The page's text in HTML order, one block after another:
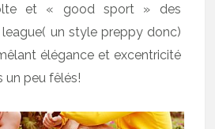
et « good sport » des
league( un style preppy donc)
élégance et excentricité
un peu fêlés!